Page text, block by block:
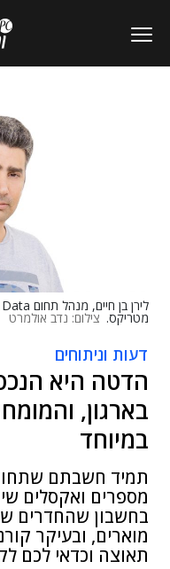
מטריקס. צילום: נדב אולמרט
דעות וניתוחים
הדטה היא
בארגון,
במיוחד
תמיד חשבתם
מספרים ואקסלים
בחשבון שהחדרים
מוארים, ובעיקר
תאוצה וכדאי לכם